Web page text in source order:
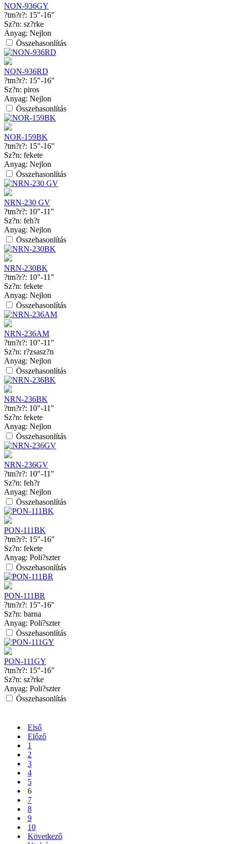
NON-936GY
?tm?r?: 15"-16"
Sz?n: sz?rke
Anyag: Nejlon
Összehasonlítás
NON-936RD
?tm?r?: 15"-16"
Sz?n: piros
Anyag: Nejlon
Összehasonlítás
NOR-159BK
?tm?r?: 15"-16"
Sz?n: fekete
Anyag: Nejlon
Összehasonlítás
NRN-230 GV
?tm?r?: 10"-11"
Sz?n: feh?r
Anyag: Nejlon
Összehasonlítás
NRN-230BK
?tm?r?: 10"-11"
Sz?n: fekete
Anyag: Nejlon
Összehasonlítás
NRN-236AM
?tm?r?: 10"-11"
Sz?n: r?zsasz?n
Anyag: Nejlon
Összehasonlítás
NRN-236BK
?tm?r?: 10"-11"
Sz?n: fekete
Anyag: Nejlon
Összehasonlítás
NRN-236GV
?tm?r?: 10"-11"
Sz?n: feh?r
Anyag: Nejlon
Összehasonlítás
PON-111BK
?tm?r?: 15"-16"
Sz?n: fekete
Anyag: Poli?szter
Összehasonlítás
PON-111BR
?tm?r?: 15"-16"
Sz?n: barna
Anyag: Poli?szter
Összehasonlítás
PON-111GY
?tm?r?: 15"-16"
Sz?n: sz?rke
Anyag: Poli?szter
Összehasonlítás
Első
Előző
1
2
3
4
5
6
7
8
9
10
Következő